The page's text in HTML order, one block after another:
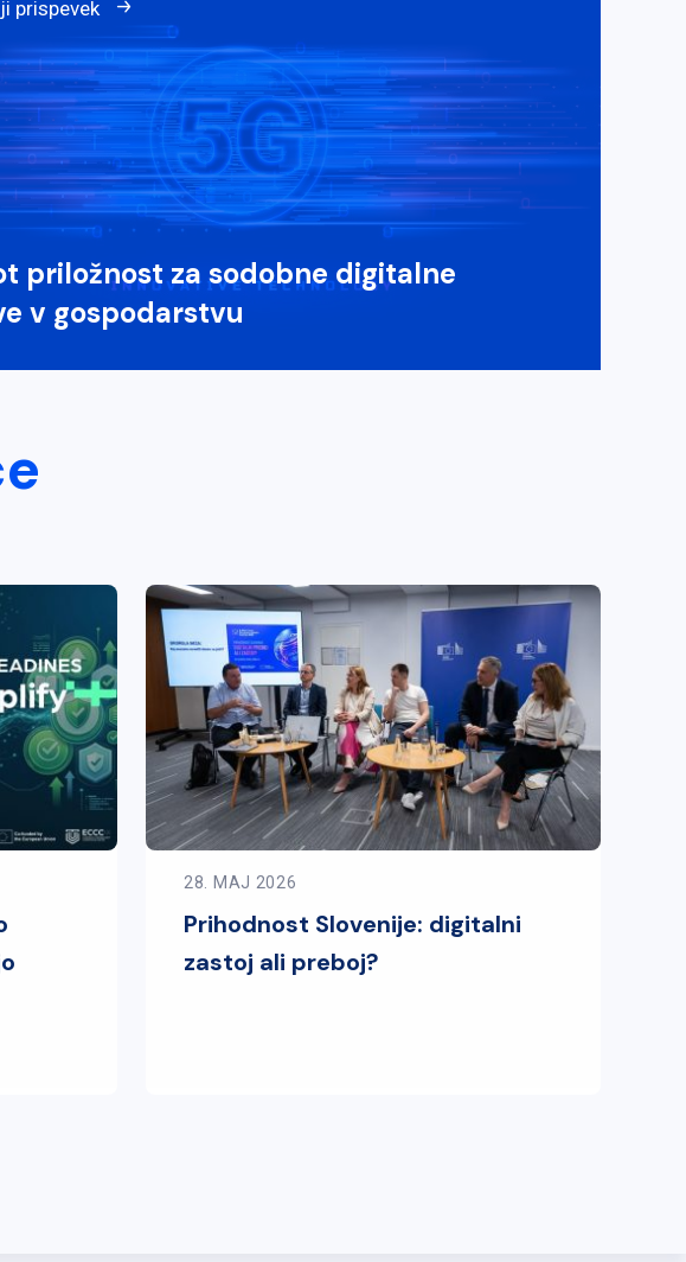
prispevek
priložnost za sodobne digitalne
v gospodarstvu
28. MAJ 2026
Prihodnost Slovenije: digitalni
zastoj ali preboj?